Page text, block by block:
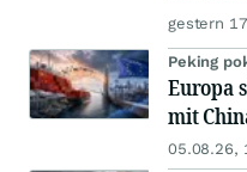
gestern
Peking
Europa
mit
05.08.26,